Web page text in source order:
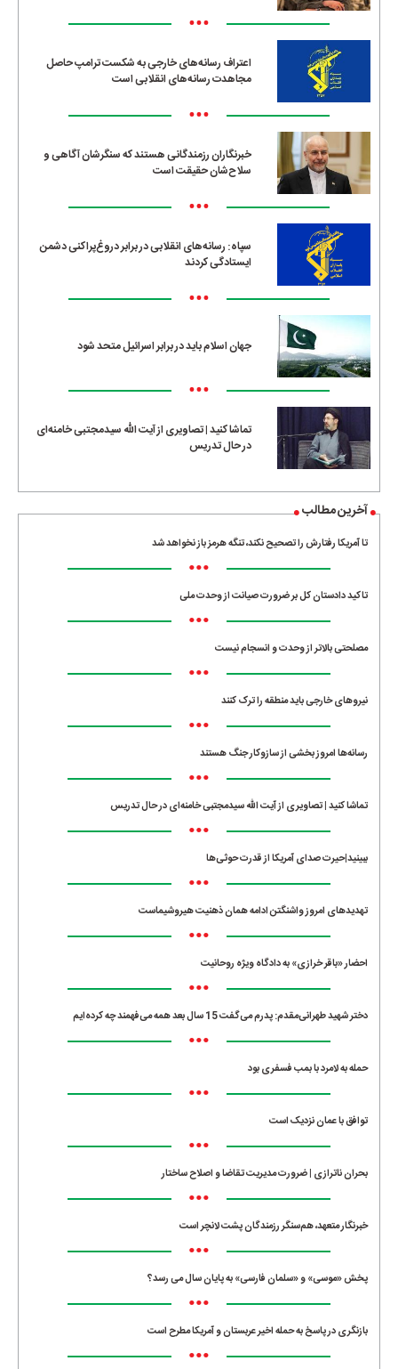
•••
اعتراف رسانه‌های خارجی به شکست ترامپ حاصل
مجاهدت رسانه‌های انقلابی است
•••
خبرنگاران رزمندگانی هستند که سنگرشان آگاهی و
سلاح‌شان حقیقت است
•••
سپاه: رسانه‌های انقلابی در برابر دروغ‌پراکنی دشمن
ایستادگی کردند
•••
جهان اسلام باید در برابر اسرائیل متحد شود
•••
تماشا کنید | تصاویری از آیت الله سیدمجتبی خامنه‌ای
در حال تدریس
آخرین مطالب
تا آمریکا رفتارش را تصحیح نکند، تنگه هرمز باز نخواهد شد
•••
تاکید دادستان کل بر ضرورت صیانت از وحدت ملی
•••
مصلحتی بالاتر از وحدت و انسجام نیست
•••
نیروهای خارجی باید منطقه را ترک کنند
•••
رسانه‌ها امروز بخشی از سازوکار جنگ هستند
•••
تماشا کنید | تصاویری از آیت الله سیدمجتبی خامنه‌ای در حال تدریس
•••
ببینید|حیرت صدای آمریکا از قدرت حوثی‌ها
•••
تهدیدهای امروز واشنگتن ادامه همان ذهنیت هیروشیماست
•••
احضار «باقر خرازی» به دادگاه ویژه روحانیت
•••
دختر شهید طهرانی‌مقدم: پدرم می‌گفت 15 سال بعد همه می‌فهمند چه کرده‌ایم
•••
حمله به لامرد با بمب فسفری بود
•••
توافق با عمان نزدیک است
•••
بحران ناترازی | ضرورت مدیریت تقاضا و اصلاح ساختار
•••
خبرنگار متعهد، هم‌سنگر رزمندگان پشت لانچر است
•••
پخش «موسی» و «سلمان فارسی» به پایان سال می رسد؟
•••
بازنگری در پاسخ به حمله اخیر عربستان و آمریکا مطرح است
•••